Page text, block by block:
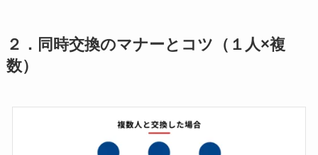
２． 同時交換のマナーとコツ（１人×複
数）